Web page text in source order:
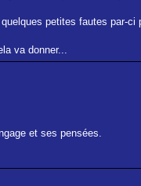
petites fautes par-
va donner...
et ses pensées.